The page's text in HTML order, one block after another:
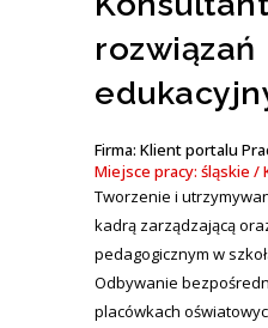
rozwiązań
Firma: Klient portalu
Miejsce pracy: śląskie /
Tworzenie i
kadrą zarządzającą
pedagogicznym w
Odbywanie
placówkach